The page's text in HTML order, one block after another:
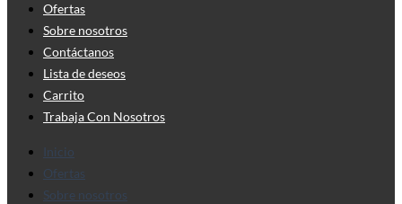
Ofertas
Sobre nosotros
Contáctanos
Lista de deseos
Carrito
Trabaja Con Nosotros
Inicio
Ofertas
Sobre nosotros